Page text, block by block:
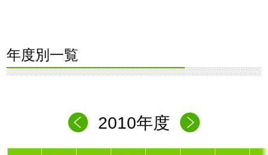
年度別一覧
2010年度